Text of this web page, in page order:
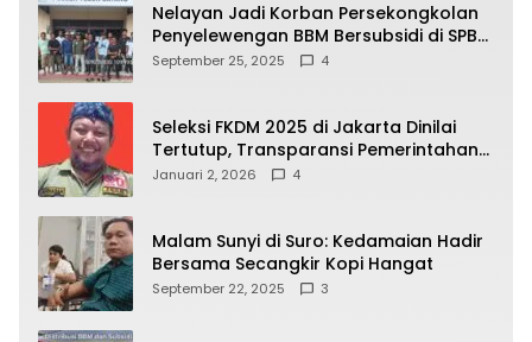
Nelayan Jadi Korban Persekongkolan
Penyelewengan BBM Bersubsidi di SPBU
64.78809 Teluk Batang
September 25, 2025 4
Seleksi FKDM 2025 di Jakarta Dinilai
Tertutup, Transparansi Pemerintahan
Pramono–Rano Dipertanyakan
Januari 2, 2026 4
Malam Sunyi di Suro: Kedamaian Hadir
Bersama Secangkir Kopi Hangat
September 22, 2025 3